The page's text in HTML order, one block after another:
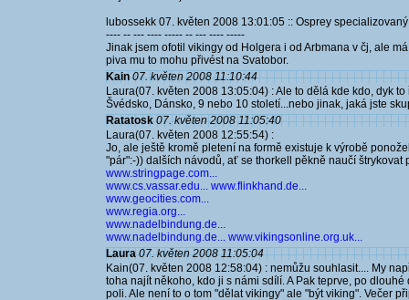
lubossekk 07. květen 2008 13:01:05 :: Osprey
---- -- --- ---- ----- -- --- ---- -----
Jinak jsem ofotil vikingy od Holgera i od Arbmana v čj, ale
piva mu to mohu přivést na Svatobor.
Kain 07. květen 2008 11:10:44
Laura(07. květen 2008 13:05:04) : Ale to dělá kde kdo, dyk
Švédsko, Dánsko, 9 nebo 10 století...nebo jinak, jaká jste
Ratatosk 07. květen 2008 11:05:40
Laura(07. květen 2008 12:55:54) :
Jo, ale ještě kromě pletení na formě existuje k výrobě
"pár":-)) dalších návodů, ať se thorkell pěkně naučí štrykovat
www.stringpage.com...
www.cs.vassar.edu... www.flinkhand.de...
www.geocities.com...
www.regia.org...
www.nadelbindung.de...
www.nadelbindung.de... www.vikingsonline.org.uk...
Laura 07. květen 2008 11:05:04
Kain(07. květen 2008 12:58:04) : nemůžu souhlasit.... My
toha najít někoho, kdo ji s námi sdílí. A Pak teprve, po
poli. Ale není to o tom "dělat vikingy" ale "být viking". Večer